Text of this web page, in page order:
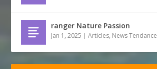
ranger Nature Passion
Jan 1, 2025 |Articles, News Tendance